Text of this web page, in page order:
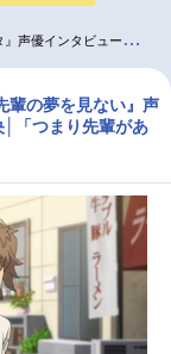
コスプレ
無料マンガ
覧
ンタビュー連載第2回：古賀朋絵役・東山奈央
輩の夢を見ない』声
「つまり先輩があ